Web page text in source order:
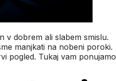
v dobrem ali slabem smislu.
manjkati na nobeni poroki.
pogled. Tukaj vam ponujamo